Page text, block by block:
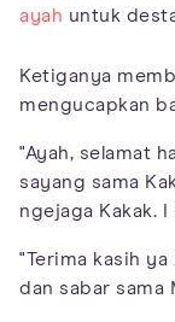
ayah untuk
Ketiganya
mengucapkan
"Ayah, selamat
sayang sama
ngejaga Kakak.
"Terima kasih ya
dan sabar sama